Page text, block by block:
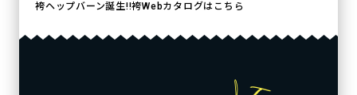
袴ヘップバーン誕生!!袴Webカタログはこちら